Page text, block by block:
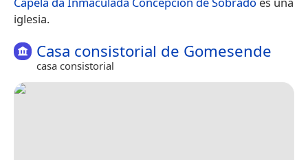
iglesia.
Casa consistorial de Gomesende
casa consistorial